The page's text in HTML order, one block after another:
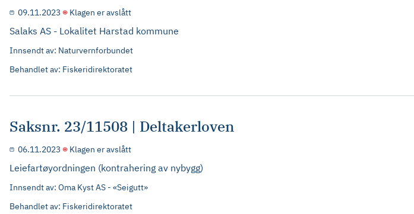
09.11.2023 Klagen er avslått
Salaks AS - Lokalitet Harstad kommune
Innsendt av: Naturvernforbundet
Behandlet av: Fiskeridirektoratet
Saksnr. 23/11508 | Deltakerloven
06.11.2023 Klagen er avslått
Leiefartøyordningen (kontrahering av nybygg)
Innsendt av: Oma Kyst AS - «Seigutt»
Behandlet av: Fiskeridirektoratet